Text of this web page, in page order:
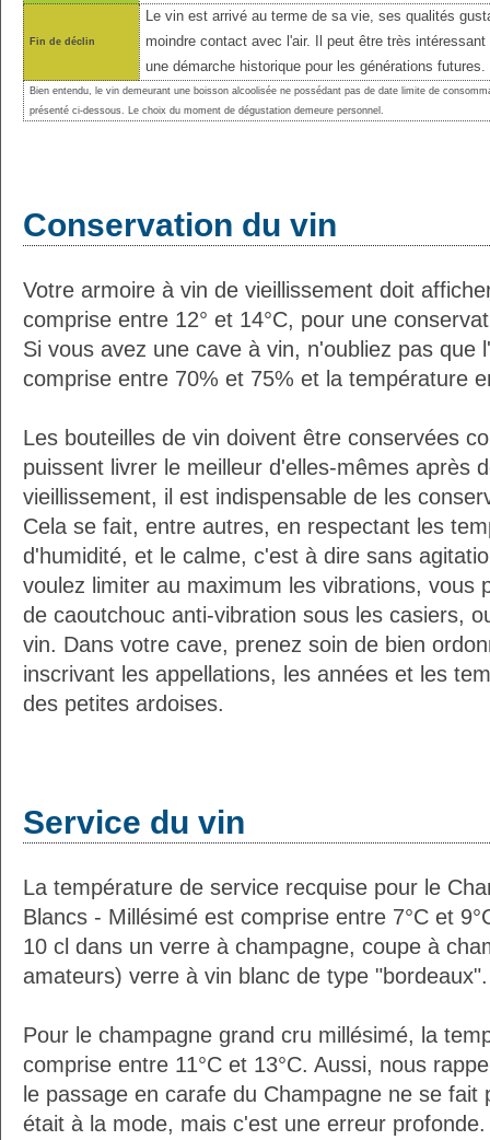
Fin de déclin
Le vin est arrivé au terme de sa vie, ses qualités
moindre contact avec l'air. Il peut être très
une démarche historique pour les générations futures.
Bien entendu, le vin demeurant une boisson alcoolisée ne possédant pas de date limite de
présenté ci-dessous. Le choix du moment de dégustation demeure personnel.
Conservation du vin
Votre armoire à vin de vieillissement doit
comprise entre 12° et 14°C, pour une
Si vous avez une cave à vin, n'oubliez pas que
comprise entre 70% et 75% et la température
Les bouteilles de vin doivent être conservées
puissent livrer le meilleur d'elles-mêmes après
vieillissement, il est indispensable de les
Cela se fait, entre autres, en respectant les
d'humidité, et le calme, c'est à dire sans
voulez limiter au maximum les vibrations, vous
de caoutchouc anti-vibration sous les casiers,
vin. Dans votre cave, prenez soin de bien
inscrivant les appellations, les années et les
des petites ardoises.
Service du vin
La température de service recquise pour le
Blancs - Millésimé est comprise entre 7°C et
10 cl dans un verre à champagne, coupe à
amateurs) verre à vin blanc de type "bordeaux".
Pour le champagne grand cru millésimé, la
comprise entre 11°C et 13°C. Aussi, nous
le passage en carafe du Champagne ne se
était à la mode, mais c'est une erreur